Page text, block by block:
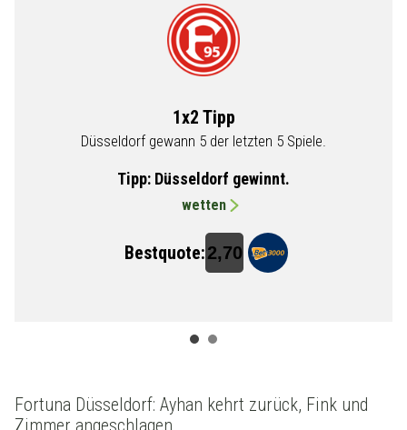
1x2 Tipp
Düsseldorf gewann 5 der letzten 5 Spiele.
Tipp: Düsseldorf gewinnt.
wetten
Bestquote:2,70
Fortuna Düsseldorf: Ayhan kehrt zurück, Fink und